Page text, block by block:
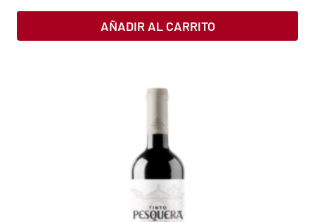
AÑADIR AL CARRITO